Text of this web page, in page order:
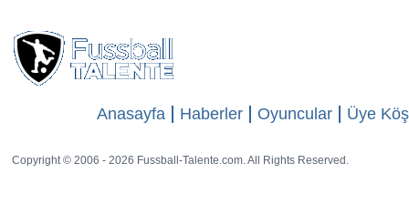
Anasayfa Haberler Oyuncular Üye
Copyright © 2006 - 2026 Fussball-Talente.com. All Rights Reserved.